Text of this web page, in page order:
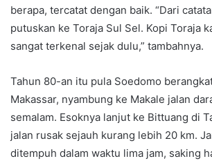
berapa, tercatat dengan baik. “Dari
putuskan ke Toraja Sul Sel. Kopi Toraja
sangat terkenal sejak dulu,” tambahnya.
Tahun 80-an itu pula Soedomo
Makassar, nyambung ke Makale jalan
semalam. Esoknya lanjut ke Bittuang di
jalan rusak sejauh kurang lebih 20 km.
ditempuh dalam waktu lima jam, saking